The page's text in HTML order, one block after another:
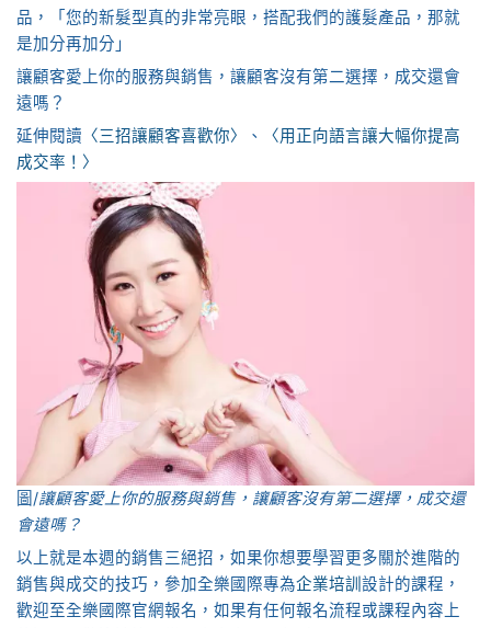
品，「您的新髮型真的非常亮眼，搭配我們的護髮產品，那就
是加分再加分」
讓顧客愛上你的服務與銷售，讓顧客沒有第二選擇，成交還會
遠嗎？
延伸閱讀 〈三招讓顧客喜歡你〉 、
〈用正向語言讓大幅你提高
成交率！〉
圖/讓顧客愛上你的服務與銷售，讓顧客沒有第二選擇，成交還
會遠嗎？
以上就是本週的銷售三絕招，如果你想要學習更多關於進階的
銷售與成交的技巧，參加全樂國際專為企業培訓 設計的課程，
歡迎至全樂國際官網報名，如果有任何報名流程或課程內容上